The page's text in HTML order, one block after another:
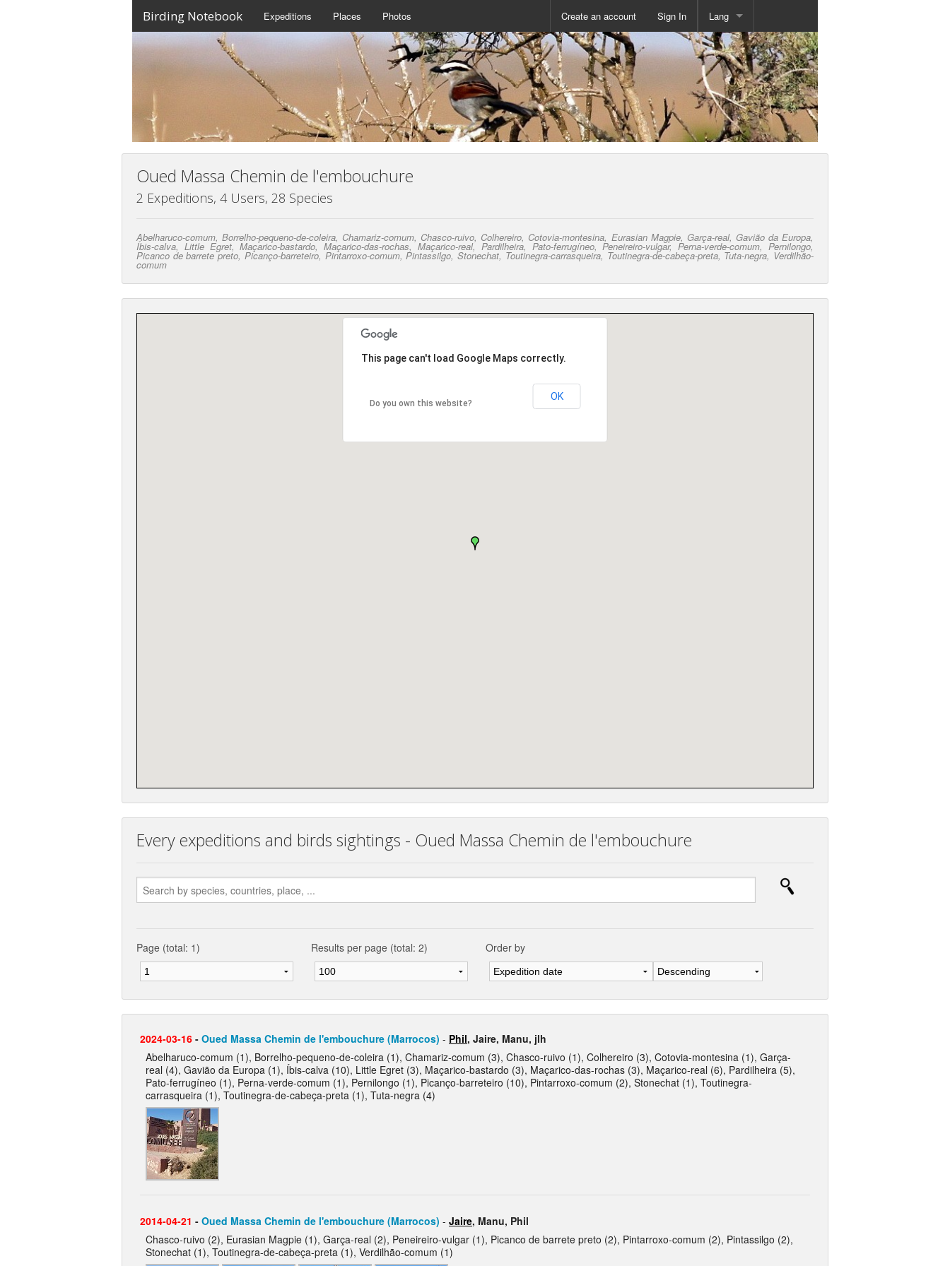
Birding Notebook Expeditions Places Photos Create an account Sign In Lang
Oued Massa Chemin de l'embouchure
2 Expeditions, 4 Users, 28 Species
Abelharuco-comum, Borrelho-pequeno-de-coleira, Chamariz-comum, Chasco-ruivo, Colhereiro, Cotovia-montesina, Eurasian Magpie, Garça-real, Gavião da Europa,
Íbis-calva, Little Egret, Maçarico-bastardo, Maçarico-das-rochas, Maçarico-real, Pardilheira, Pato-ferrugíneo, Peneireiro-vulgar, Perna-verde-comum, Pernilongo,
Picanco de barrete preto, Picanço-barreteiro, Pintarroxo-comum, Pintassilgo, Stonechat, Toutinegra-carrasqueira, Toutinegra-de-cabeça-preta, Tuta-negra, Verdilhão-
comum
This page can't load Google Maps correctly.
Do you own this website?
OK
Every expeditions and birds sightings - Oued Massa Chemin de l'embouchure
Page (total: 1) Results per page (total: 2) Order by
2024-03-16 - Oued Massa Chemin de l'embouchure (Marrocos) - Phil, Jaire, Manu, jlh
Abelharuco-comum (1), Borrelho-pequeno-de-coleira (1), Chamariz-comum (3), Chasco-ruivo (1), Colhereiro (3), Cotovia-montesina (1), Garça-
real (4), Gavião da Europa (1), Íbis-calva (10), Little Egret (3), Maçarico-bastardo (3), Maçarico-das-rochas (3), Maçarico-real (6), Pardilheira (5),
Pato-ferrugíneo (1), Perna-verde-comum (1), Pernilongo (1), Picanço-barreteiro (10), Pintarroxo-comum (2), Stonechat (1), Toutinegra-
carrasqueira (1), Toutinegra-de-cabeça-preta (1), Tuta-negra (4)
2014-04-21 - Oued Massa Chemin de l'embouchure (Marrocos) - Jaire, Manu, Phil
Chasco-ruivo (2), Eurasian Magpie (1), Garça-real (2), Peneireiro-vulgar (1), Picanco de barrete preto (2), Pintarroxo-comum (2), Pintassilgo (2),
Stonechat (1), Toutinegra-de-cabeça-preta (1), Verdilhão-comum (1)